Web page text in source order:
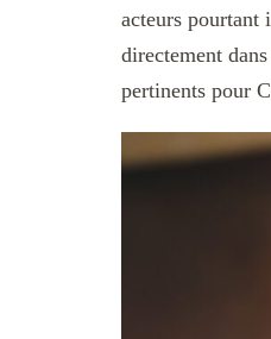
acteurs pourtant
directement
pertinents pour